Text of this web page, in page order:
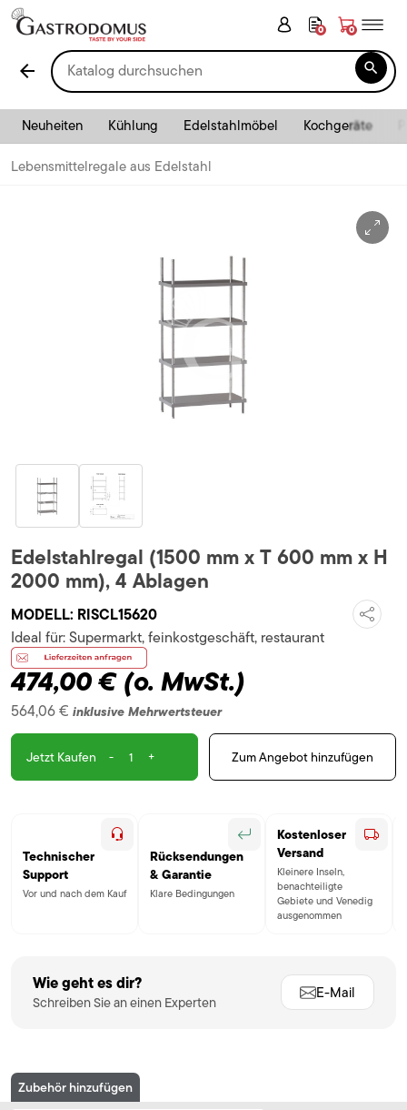
0 0
arrow_back 
Neuheiten Kühlung Edelstahlmöbel Kochgeräte
Lebensmittelregale aus Edelstahl
Edelstahlregal (1500 mm x T 600 mm x H
2000 mm), 4 Ablagen
MODELL: RISCL15620
474,00 €(o. MwSt.)
564,06 € inklusive Mehrwertsteuer
Ideal für:Supermarkt, feinkostgeschäft, restaurant
Jetzt Kaufen - + Zum Angebot hinzufügen
Technischer
Support
Vor und nach dem Kauf
Rücksendungen
& Garantie
Klare Bedingungen
Kostenloser
Versand
Kleinere Inseln,
benachteiligte
Gebiete und Venedig
ausgenommen
Wie geht es dir?
Schreiben Sie an einen Experten
E-Mail
Zubehör hinzufügen